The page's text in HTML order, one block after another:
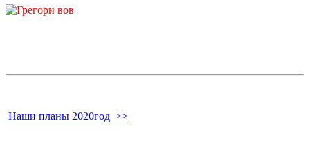
Наши планы 2020год >>